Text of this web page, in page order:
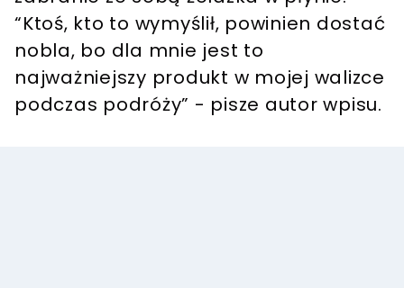
“Ktoś, kto to wymyślił, powinien dostać
nobla, bo dla mnie jest to
najważniejszy produkt w mojej walizce
podczas podróży” - pisze autor wpisu.